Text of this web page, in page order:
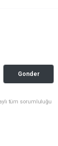
Gonder
tüm sorumluluğu